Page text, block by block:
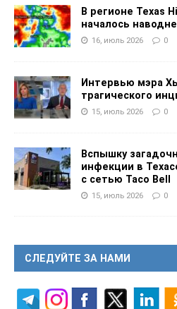
В регионе Texas
началось
16, июль 2026 0
Интервью мэра
трагического
15, июль 2026 0
Вспышку
инфекции в
с сетью Taco Bell
15, июль 2026 0
СЛЕДУЙТЕ ЗА НАМИ